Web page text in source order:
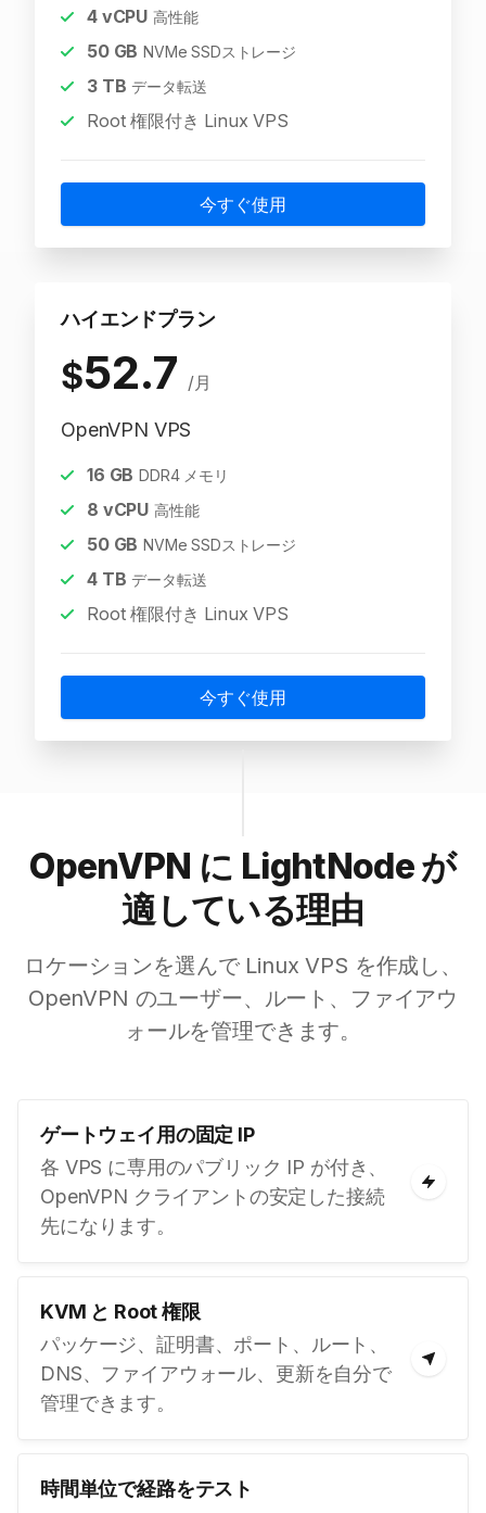
4vCPU 高性能
50GB NVMe SSDストレージ
3TB データ転送
Root 権限付き Linux VPS
今すぐ使用
ハイエンドプラン
$52.7 /月
OpenVPN VPS
16 GB DDR4 メモリ
8 vCPU 高性能
50GB NVMe SSDストレージ
4TB データ転送
Root 権限付き Linux VPS
今すぐ使用
OpenVPN に LightNode が
適している理由
ロケーションを選んで Linux VPS を作成し、
OpenVPN のユーザー、ルート、ファイアウ
ォールを管理できます。
ゲートウェイ用の固定 IP
各 VPS に専用のパブリック IP が付き、
OpenVPN クライアントの安定した接続
先になります。
KVM と Root 権限
パッケージ、証明書、ポート、ルート、
DNS、ファイアウォール、更新を自分で
管理できます。
時間単位で経路をテスト